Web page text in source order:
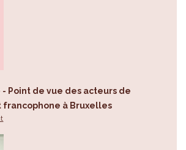
- Point de vue des acteurs de
à Bruxelles